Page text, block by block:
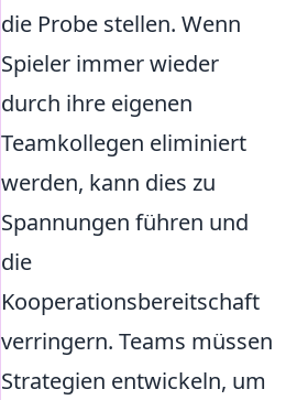
die Probe stellen. Wenn
Spieler immer wieder
durch ihre eigenen
Teamkollegen eliminiert
werden, kann dies zu
Spannungen führen und
die
Kooperationsbereitschaft
verringern. Teams müssen
Strategien entwickeln, um